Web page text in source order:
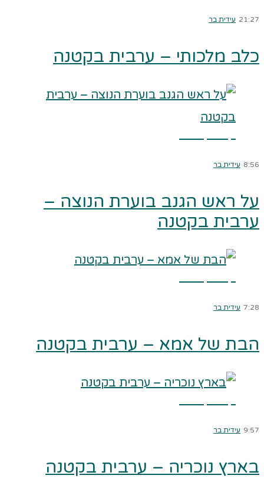
21:27 עידית בר
כלב מלכותי – ערבית בקטנה
8:56 עידית בר
על ראש הגנב בוערת הנוצה –
ערבית בקטנה
7:28 עידית בר
הבת של אמא – ערבית בקטנה
9:57 עידית בר
בארץ נוכריה – ערבית בקטנה